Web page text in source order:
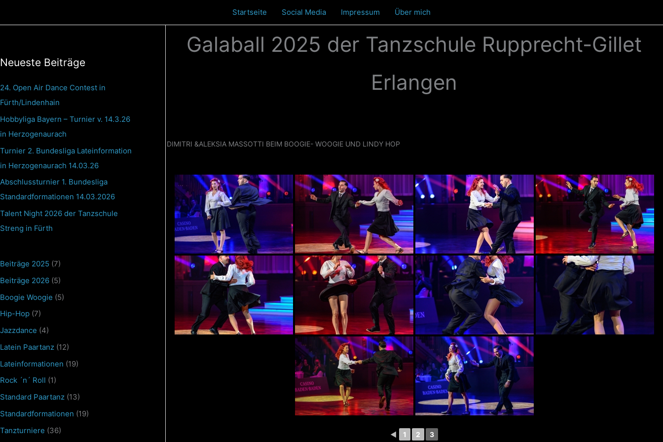
Startseite Social Media Impressum Über mich
Neueste Beiträge
24. Open Air Dance Contest in
Fürth/Lindenhain
Hobbyliga Bayern – Turnier v. 14.3.26
in Herzogenaurach
Turnier 2. Bundesliga Lateinformation
in Herzogenaurach 14.03.26
Abschlussturnier 1. Bundesliga
Standardformationen 14.03.2026
Talent Night 2026 der Tanzschule
Streng in Fürth
Beiträge 2025 (7)
Beiträge 2026 (5)
Boogie Woogie (5)
Hip-Hop (7)
Jazzdance (4)
Latein Paartanz (12)
Lateinformationen (19)
Rock ´n´ Roll (1)
Standard Paartanz (13)
Standardformationen (19)
Tanzturniere (36)
Galaball 2025 der Tanzschule Rupprecht-Gillet
Erlangen
DIMITRI &ALEKSIA MASSOTTI BEIM BOOGIE- WOOGIE UND LINDY HOP
◄ 1 2 3